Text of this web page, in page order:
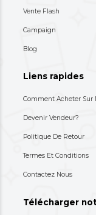
Un Appareil
18,900 XAF